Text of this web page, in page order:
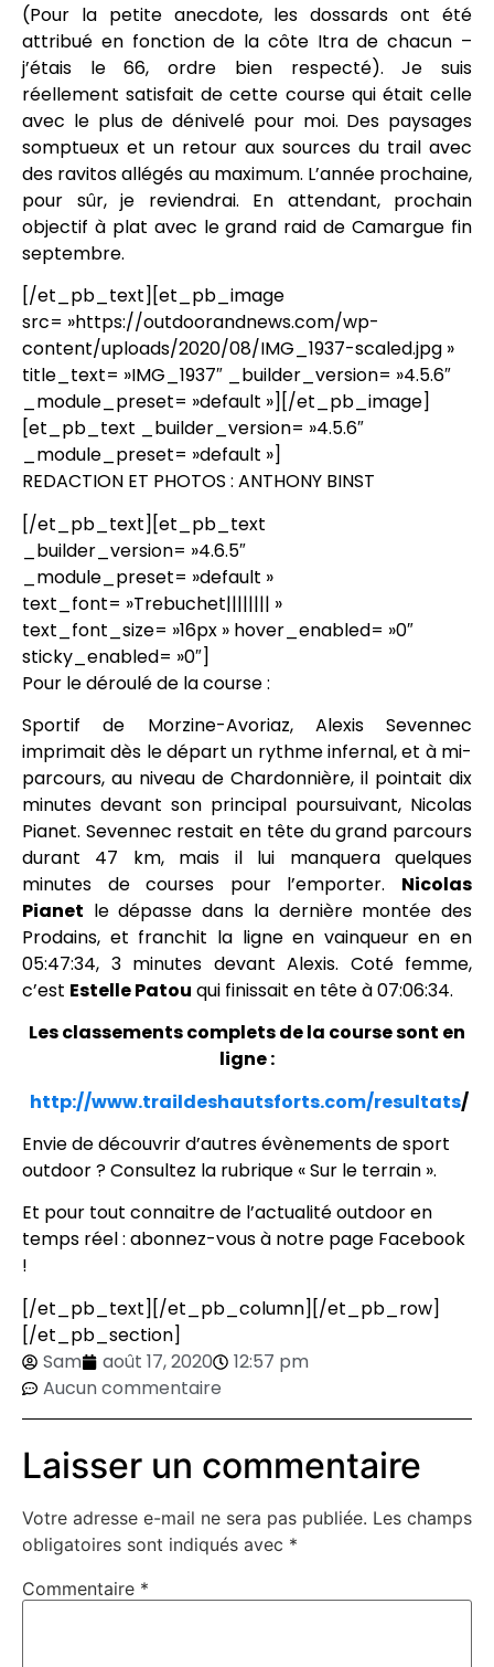
(Pour la petite anecdote, les dossards ont été
attribué en fonction de la côte Itra de chacun –
j’étais le 66, ordre bien respecté). Je suis
réellement satisfait de cette course qui était celle
avec le plus de dénivelé pour moi. Des paysages
somptueux et un retour aux sources du trail avec
des ravitos allégés au maximum. L’année prochaine,
pour sûr, je reviendrai. En attendant, prochain
objectif à plat avec le grand raid de Camargue fin
septembre.
[/et_pb_text][et_pb_image
src= »https://outdoorandnews.com/wp-
content/uploads/2020/08/IMG_1937-scaled.jpg »
title_text= »IMG_1937″ _builder_version= »4.5.6″
_module_preset= »default »][/et_pb_image]
[et_pb_text _builder_version= »4.5.6″
_module_preset= »default »]
REDACTION ET PHOTOS : ANTHONY BINST
[/et_pb_text][et_pb_text
_builder_version= »4.6.5″
_module_preset= »default »
text_font= »Trebuchet|||||||| »
text_font_size= »16px » hover_enabled= »0″
sticky_enabled= »0″]
Pour le déroulé de la course :
Sportif de Morzine-Avoriaz, Alexis Sevennec
imprimait dès le départ un rythme infernal, et à mi-
parcours, au niveau de Chardonnière, il pointait dix
minutes devant son principal poursuivant, Nicolas
Pianet. Sevennec restait en tête du grand parcours
durant 47 km, mais il lui manquera quelques
minutes de courses pour l’emporter. Nicolas
Pianet le dépasse dans la dernière montée des
Prodains, et franchit la ligne en vainqueur en en
05:47:34, 3 minutes devant Alexis. Coté femme,
c’est Estelle Patou qui finissait en tête à 07:06:34.
Les classements complets de la course sont en
ligne :
http://www.traildeshautsforts.com/resultats/
Envie de découvrir d’autres évènements de sport
outdoor ? Consultez la rubrique «Sur le terrain ».
Et pour tout connaitre de l’actualité outdoor en
temps réel : abonnez-vous à notre page Facebook
!
[/et_pb_text][/et_pb_column][/et_pb_row]
[/et_pb_section]
Sam
août 17, 2020
12:57 pm
Aucun commentaire
Laisser un commentaire
Votre adresse e-mail ne sera pas publiée. Les champs
obligatoires sont indiqués avec *
Commentaire *